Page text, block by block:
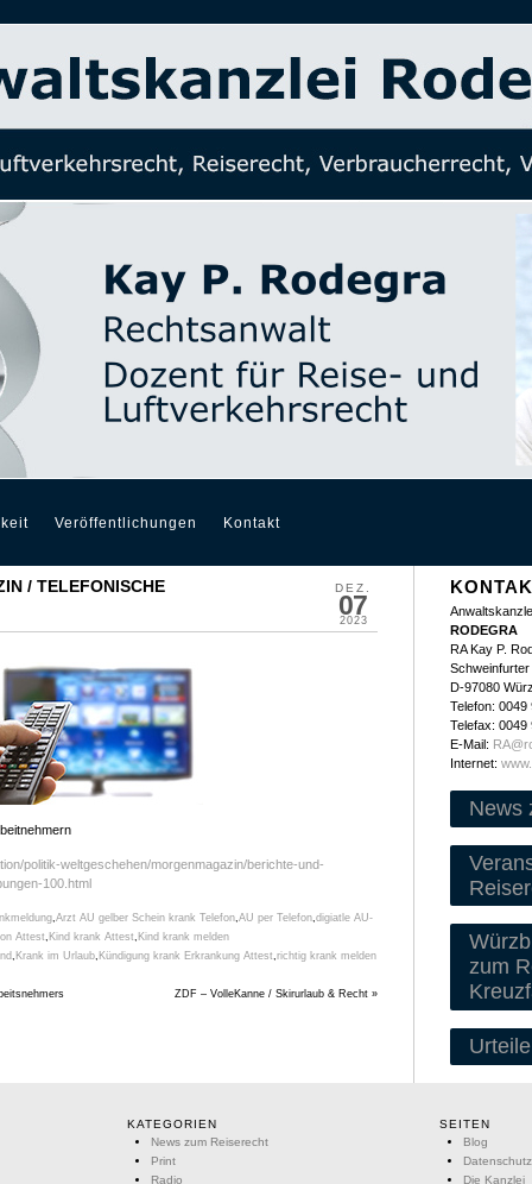
Veröffentlichungen Kontakt
DEZ.
07
2023
/ TELEFONISCHE
politik-weltgeschehen/morgenmagazin/berichte-und-
100.html
,Arzt AU gelber Schein krank Telefon,AU per Telefon,digiatle AU-
Attest, Kind krank Attest, Kind krank melden
, Krank im Urlaub, Kündigung krank Erkrankung Attest,richtig krank melden
ZDF – VolleKanne / Skirurlaub & Recht »
RODEGRA
RA Kay P.
Schweinfurter
D-97080
Telefon: 0049
Telefax: 0049
E-Mail:
Internet:
News
zum
Urteile
KATEGORIEN
News zum Reiserecht
Print
Radio
SEITEN
Blog
Datenschutz
Die Kanzlei